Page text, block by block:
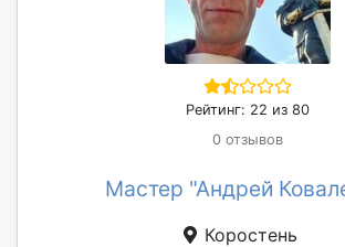
Рейтинг: 22 из 80
0 отзывов
Мастер "Андрей
Коростень